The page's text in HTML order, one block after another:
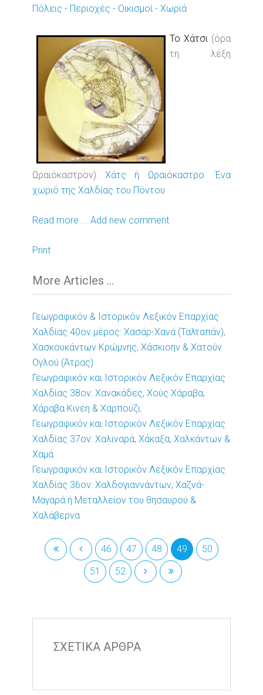
Πόλεις - Περιοχές - Οικισμοί - Χωριά
Το Χάτσι (όρα
τη λέξη
Ωραιόκαστρον) Χάτς ή Ωραιόκαστρο. Ένα
χωριό της Χαλδίας του Πόντου
Read more ... Add new comment
Print
More Articles ...
Γεωγραφικόν & Ιστορικόν Λεξικόν Επαρχίας
Χαλδίας 40ον μέρος: Χασάρ-Χανά (Ταλταπάν),
Χασκουκάντων Κρώμνης, Χάσκιοην & Χατούν
Ογλού (Άτρας)
Γεωγραφικόν και Ιστορικόν Λεξικόν Επαρχίας
Χαλδίας 38ον: Χανακάδες, Χούς Χάραβα,
Χάραβα Κινέη & Χαρπούζι.
Γεωγραφικόν και Ιστορικόν Λεξικόν Επαρχίας
Χαλδίας 37ον: Χαλιναρά, Χάκαξα, Χαλκάντων &
Χαμά
Γεωγραφικόν και Ιστορικόν Λεξικόν Επαρχίας
Χαλδίας 36ον: Χαλδογιαννάντων, Χαζνά-
Μαγαρά ή Μεταλλείον του θησαυρού &
Χαλάβερνα
46 47 48 49
50
51
52
ΣΧΕΤΙΚΑ ΑΡΘΡΑ